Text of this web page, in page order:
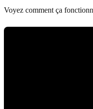
Voyez comment ça